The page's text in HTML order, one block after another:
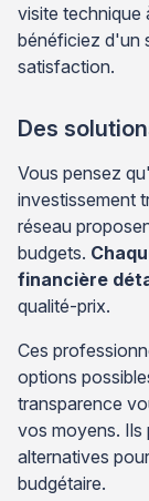
visite technique
bénéficiez d'un
satisfaction.
Des
Vous pensez
investissement
réseau
budgets.
financière
qualité-prix.
Ces
options
transparence
vos moyens. Ils
alternatives
budgétaire.